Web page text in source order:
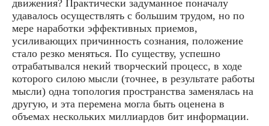
движения? Практически задуманное поначалу
удавалось осуществлять с большим трудом, но по
мере наработки эффективных приемов,
усиливающих причинность сознания, положение
стало резко меняться. По существу, успешно
отрабатывался некий творческий процесс, в ходе
которого силою мысли (точнее, в результате работы
мысли) одна топология пространства заменялась на
другую, и эта перемена могла быть оценена в
объемах нескольких миллиардов бит информации.